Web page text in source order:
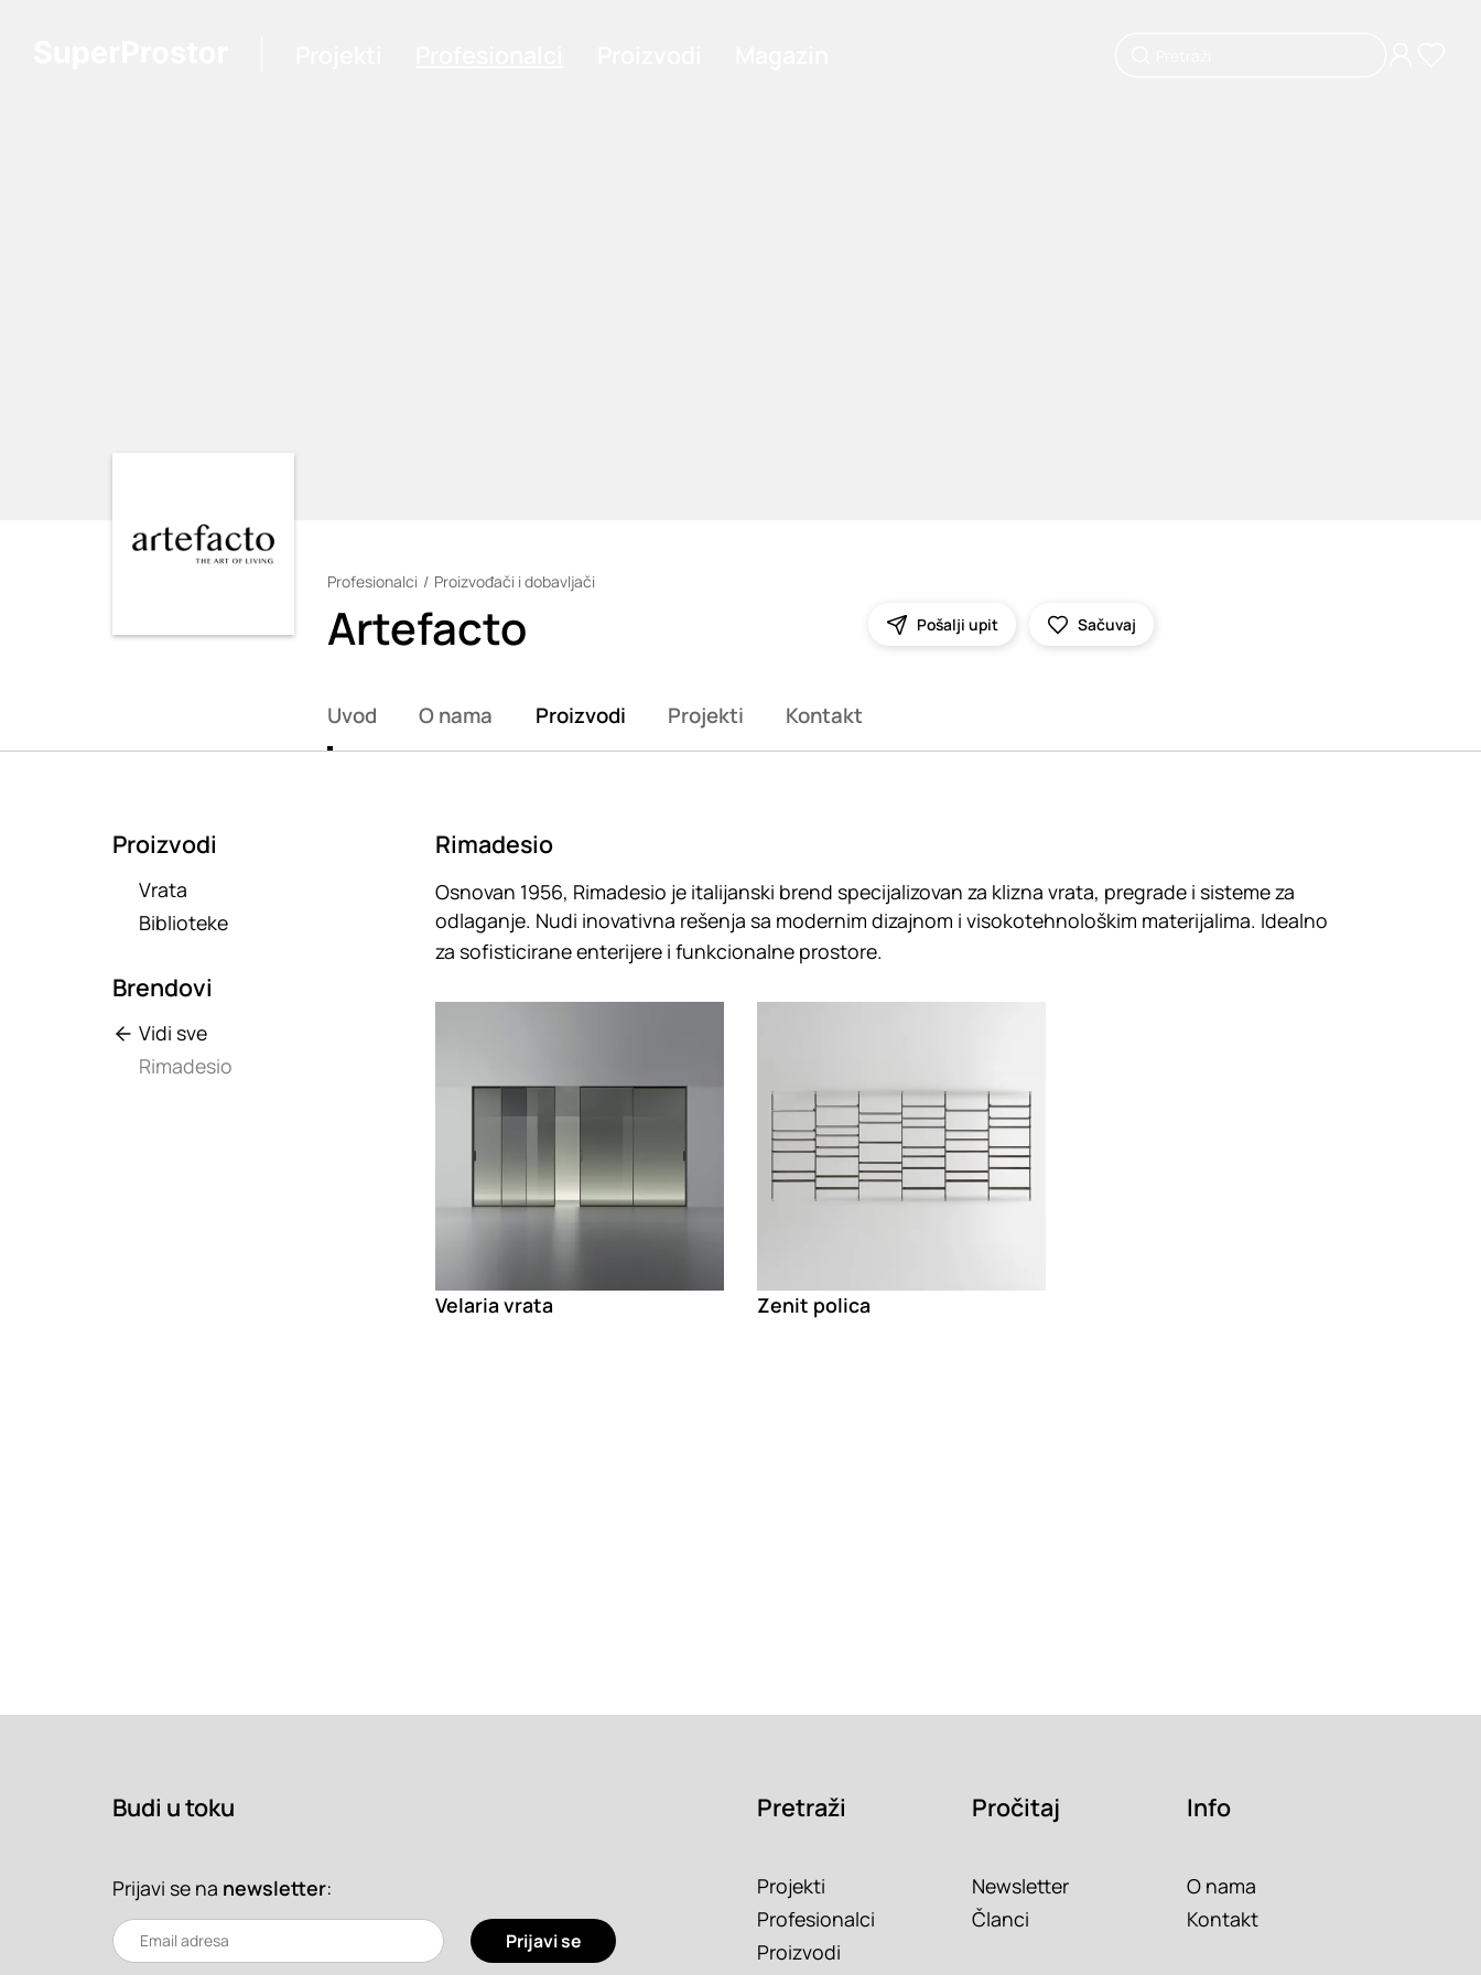
Profesionalci Proizvođači i dobavljači
Artefacto Pošalji upit Sačuvaj
Uvod O nama Proizvodi Projekti Kontakt
Proizvodi
Vrata
Biblioteke
Brendovi
Vidi sve
Rimadesio
Rimadesio
Osnovan 1956, Rimadesio je italijanski brend specijalizovan za klizna vrata, pregrade i sisteme za
odlaganje. Nudi inovativna rešenja sa modernim dizajnom i visokotehnološkim materijalima. Idealno
za sofisticirane enterijere i funkcionalne prostore.
Velaria vrata Zenit polica
Budi u toku
Prijavi se na newsletter:
Prijavi se
Pretraži
Projekti
Profesionalci
Proizvodi
Pročitaj
Newsletter
Članci
Info
O nama
Kontakt